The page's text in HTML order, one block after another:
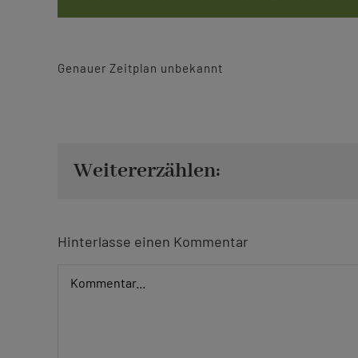
Genauer Zeitplan unbekannt
Weitererzählen:
Hinterlasse einen Kommentar